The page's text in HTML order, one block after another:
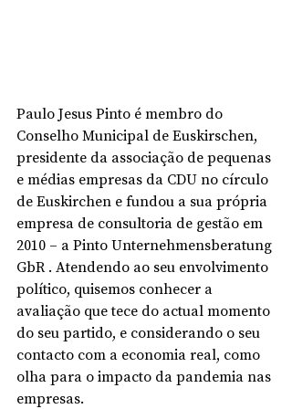
Paulo Jesus Pinto é membro do
Conselho Municipal de Euskirschen,
presidente da associação de pequenas
e médias empresas da CDU no círculo
de Euskirchen e fundou a sua própria
empresa de consultoria de gestão em
2010 – a Pinto Unternehmensberatung
GbR . Atendendo ao seu envolvimento
político, quisemos conhecer a
avaliação que tece do actual momento
do seu partido, e considerando o seu
contacto com a economia real, como
olha para o impacto da pandemia nas
empresas.